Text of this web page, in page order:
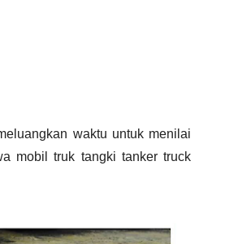
waktu untuk menilai
mobil truk tangki tanker truck